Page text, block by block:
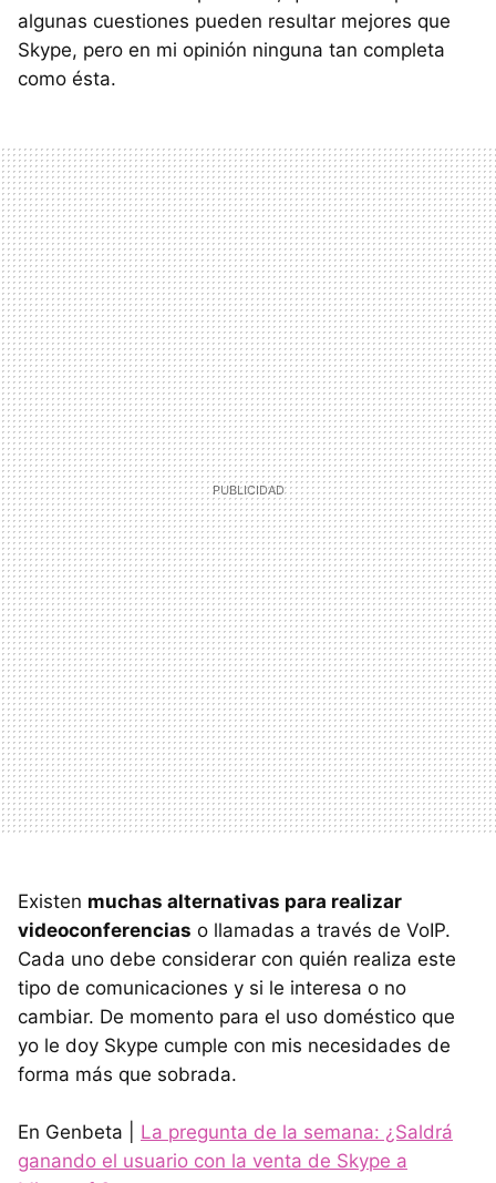
algunas cuestiones pueden resultar mejores que
Skype, pero en mi opinión ninguna tan completa
como ésta.
Existen muchas alternativas para realizar
videoconferencias o llamadas a través de VoIP.
Cada uno debe considerar con quién realiza este
tipo de comunicaciones y si le interesa o no
cambiar. De momento para el uso doméstico que
yo le doy Skype cumple con mis necesidades de
forma más que sobrada.
En Genbeta | La pregunta de la semana: ¿Saldrá
ganando el usuario con la venta de Skype a